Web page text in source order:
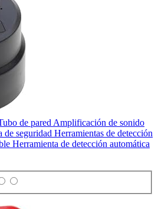
de pared Amplificación de sonido
seguridad Herramientas de detección
Herramienta de detección automática